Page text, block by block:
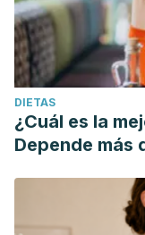
DIETAS
¿Cuál es la
Depende más